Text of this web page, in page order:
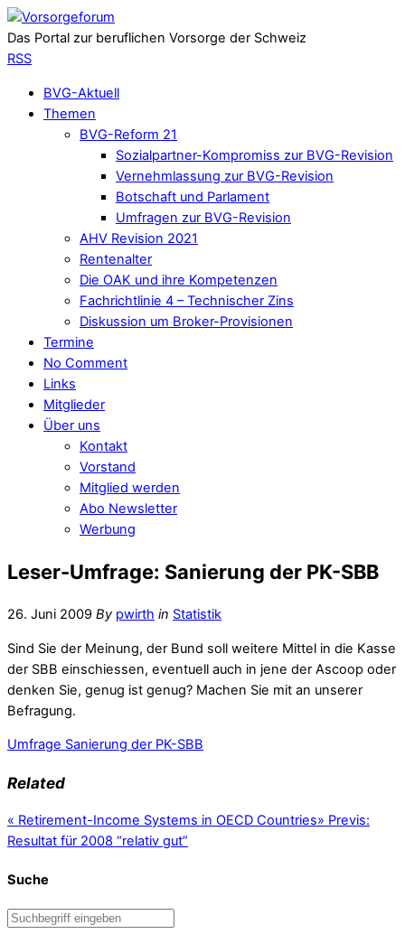
Das Portal zur beruflichen Vorsorge der Schweiz
RSS
BVG-Aktuell
Themen
BVG-Reform 21
Sozialpartner-Kompromiss zur BVG-Revision
Vernehmlassung zur BVG-Revision
Botschaft und Parlament
Umfragen zur BVG-Revision
AHV Revision 2021
Rentenalter
Die OAK und ihre Kompetenzen
Fachrichtlinie 4 – Technischer Zins
Diskussion um Broker-Provisionen
Termine
No Comment
Links
Mitglieder
Über uns
Kontakt
Vorstand
Mitglied werden
Abo Newsletter
Werbung
Leser-Umfrage: Sanierung der PK-SBB
26. Juni 2009 By pwirth in Statistik
Sind Sie der Meinung, der Bund soll weitere Mittel in die Kasse
der SBB einschiessen, eventuell auch in jene der Ascoop oder
denken Sie, genug ist genug? Machen Sie mit an unserer
Befragung.
Umfrage Sanierung der PK-SBB
Related
« Retirement-Income Systems in OECD Countries» Previs:
Resultat für 2008 “relativ gut”
Suche